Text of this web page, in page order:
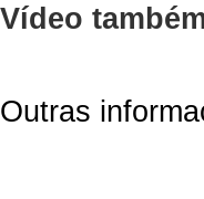
Vídeo
Outras